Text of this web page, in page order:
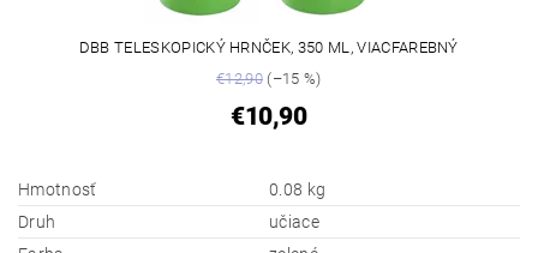
DBB TELESKOPICKÝ HRNČEK, 350 ML, VIACFAREBNÝ
€12,90(–15 %)
€10,90
Hmotnosť
0.08 kg
Druh
učiace